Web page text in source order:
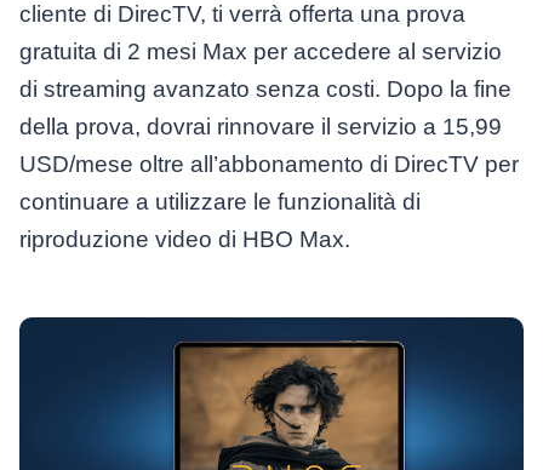
cliente di DirecTV, ti verrà offerta una prova
gratuita di 2 mesi Max per accedere al servizio
di streaming avanzato senza costi. Dopo la fine
della prova, dovrai rinnovare il servizio a 15,99
USD/mese oltre all’abbonamento di DirecTV per
continuare a utilizzare le funzionalità di
riproduzione video di HBO Max.